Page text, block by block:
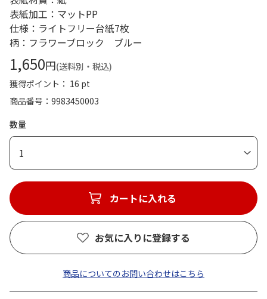
表紙加工：マットPP
仕様：ライトフリー台紙7枚
柄：フラワーブロック ブルー
1,650円(送料別・税込)
獲得ポイント： 16 pt
商品番号
9983450003
数量
1
カートに入れる
お気に入りに登録する
商品についてのお問い合わせはこちら